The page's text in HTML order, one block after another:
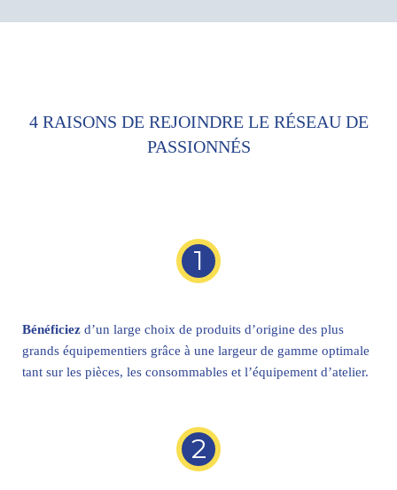
4 RAISONS DE REJOINDRE LE RÉSEAU DE
PASSIONNÉS
1
Bénéficiez d’un large choix de produits d’origine des plus
grands équipementiers grâce à une largeur de gamme optimale
tant sur les pièces, les consommables et l’équipement d’atelier.
2